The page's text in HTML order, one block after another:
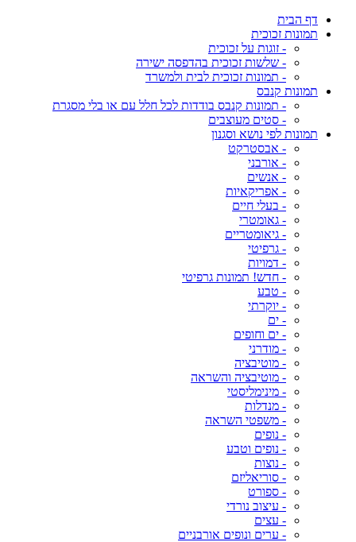
דף הבית
תמונות זכוכית
- זוגות על זכוכית
- שלשות זכוכית בהדפסה ישירה
- תמונות זכוכית לבית ולמשרד
תמונות קנבס
- תמונות קנבס בודדות לכל חלל עם או בלי מסגרת
- סטים מעוצבים
תמונות לפי נושא וסגנון
- אבסטרקט
- אורבני
- אנשים
- אפריקאיות
- בעלי חיים
- גאומטרי
- גיאומטריים
- גרפיטי
- דמויות
- חדש! תמונות גרפיטי
- טבע
- יוקרתי
- ים
- ים וחופים
- מודרני
- מוטיבציה
- מוטיבציה והשראה
- מינימליסטי
- מנדלות
- משפטי השראה
- נופים
- נופים וטבע
- נוצות
- סוריאליזם
- ספורט
- עיצוב נורדי
- עצים
- ערים ונופים אורבניים